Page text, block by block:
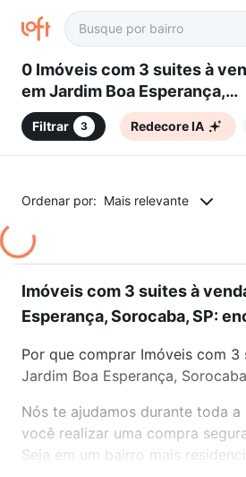
0 Imóveis com 3 suites à venda
em Jardim Boa Esperança,
Sorocaba, SP
Filtrar 3 Redecore IA
Ordenar por: Mais relevante
Imóveis com 3 suites à
Esperança, Sorocaba, SP:
Por que comprar Imóveis com 3
Jardim Boa Esperança,
Nós te ajudamos durante toda a
você realizar uma compra
Seja em um bairro mais